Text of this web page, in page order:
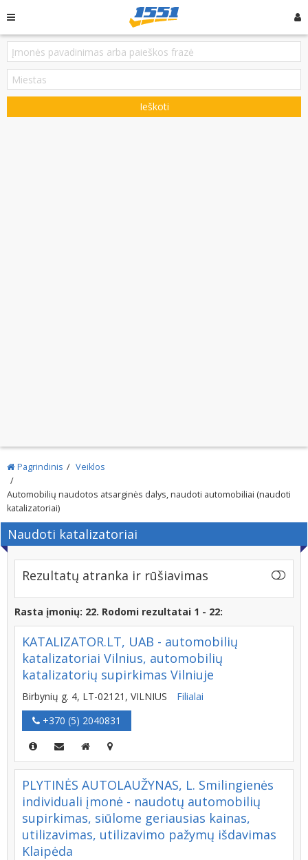
Ieškoti
Pagrindinis Veiklos
Automobilių naudotos atsarginės dalys, naudoti automobiliai (naudoti
katalizatoriai)
Naudoti katalizatoriai
Rezultatų atranka ir rūšiavimas
Rasta įmonių: 22. Rodomi rezultatai 1 - 22:
KATALIZATOR.LT, UAB - automobilių
katalizatoriai Vilnius, automobilių
katalizatorių supirkimas Vilniuje
Birbynių g. 4, LT-02121, VILNIUS
Filialai
+370 (5) 2040831
PLYTINĖS AUTOLAUŽYNAS, L. Smilingienės
individuali įmonė - naudotų automobilių
supirkimas, siūlome geriausias kainas,
utilizavimas, utilizavimo pažymų išdavimas
Klaipėda